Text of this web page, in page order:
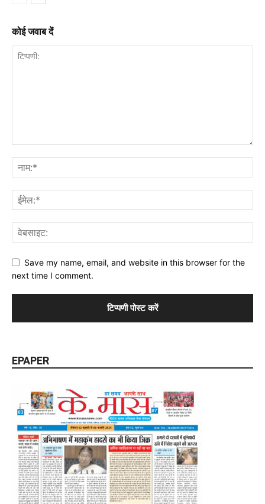
कोई जवाब दें
Save my name, email, and website in this browser for the
next time I comment.
EPAPER